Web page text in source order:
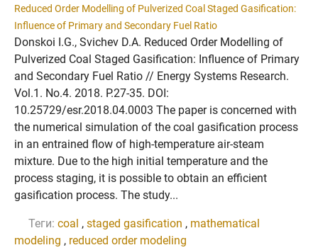
Reduced Order Modelling of Pulverized Coal Staged Gasification:
Influence of Primary and Secondary Fuel Ratio
Donskoi I.G., Svichev D.A. Reduced Order Modelling of
Pulverized Coal Staged Gasification: Influence of Primary
and Secondary Fuel Ratio // Energy Systems Research.
Vol.1. No.4. 2018. P.27-35. DOI:
10.25729/esr.2018.04.0003 The paper is concerned with
the numerical simulation of the coal gasification process
in an entrained flow of high-temperature air-steam
mixture. Due to the high initial temperature and the
process staging, it is possible to obtain an efficient
gasification process. The study...
Теги: coal , staged gasification , mathematical
modeling , reduced order modeling